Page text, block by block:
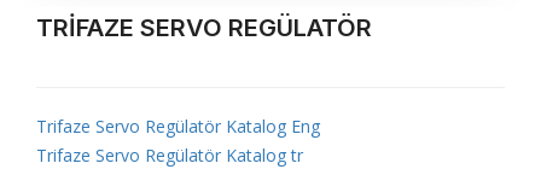
TRİFAZE SERVO REGÜLATÖR
Trifaze Servo Regülatör Katalog Eng
Trifaze Servo Regülatör Katalog tr